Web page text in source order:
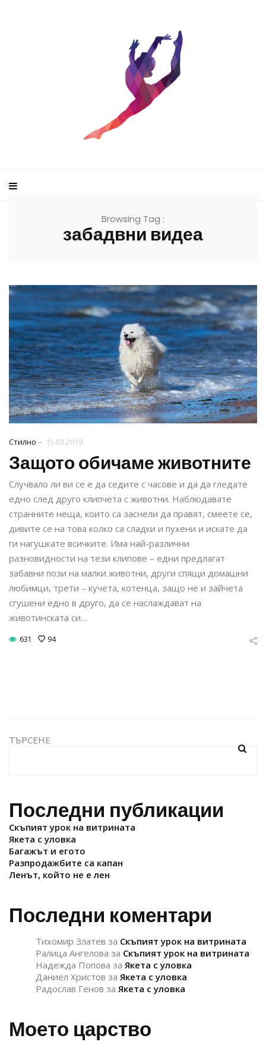
Browsing Tag :
забадвни видеа
Стилно - 15.03.2019
Защото обичаме животните
Случвало ли ви се е да седите с часове и да да гледате
едно след друго клипчета с животни. Наблюдавате
странните неща, които са заснели да правят, смеете се,
дивите се на това колко са сладки и пухени и искате да
ги нагушкате всичките. Има най-различни
разновидности на тези клипове – едни предлагат
забавни пози на малки животни, други спящи домашни
любимци, трети – кучета, котенца, защо не и зайчета
сгушени едно в друго, да се наслаждават на
животинската си…
631 94
ТЪРСЕНЕ
Последни публикации
Скъпият урок на витрината
Якета с уловка
Багажът и егото
Разпродажбите са капан
Ленът, който не е лен
Последни коментари
Тихомир Златев за Скъпият урок на витрината
Ралица Ангелова за Скъпият урок на витрината
Надежда Попова за Якета с уловка
Даниел Христов за Якета с уловка
Радослав Генов за Якета с уловка
Моето царство